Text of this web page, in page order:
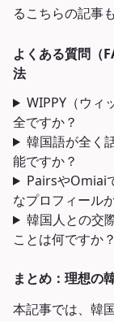
るこちらの記事
よくある質問（
法
WIPPY（ウィ
全ですか？
韓国語が全く
能ですか？
PairsやOmiai
なプロフィール
韓国人との交
ことは何ですか？
まとめ：理想の
本記事では、韓